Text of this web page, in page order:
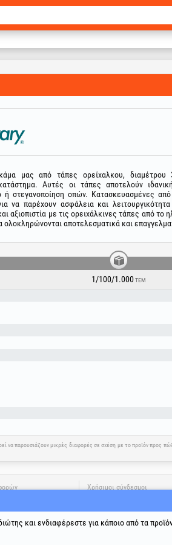
μας από τάπες ορείχαλκου,
Αυτές οι τάπες αποτελούν
ή στεγανοποίηση οπών. Κατασκευασμένες
να παρέχουν ασφάλεια και
αξιοπιστία με τις ορειχάλκινες τάπες από το
αποτελεσματικά και
1/100/1.000ΤΕΜ
να παρουσιάζουν μικρές διαφορές σε σχέση με το προϊόν προς
Χρήσιμοι σύνδεσμοι
Επεξεργασία προσωπικών
Πολιτική χρήσης cookies
και ενδιαφέρεστε για κάποιο από τα